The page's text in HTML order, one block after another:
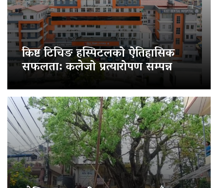
किष्ट टिचिङ हस्पिटलको ऐतिहासिक
सफलता: कलेजो प्रत्यारोपण सम्पन्न